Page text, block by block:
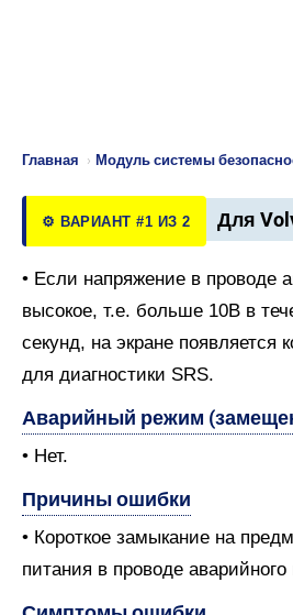
Главная › Модуль системы
⚙️ ВАРИАНТ #1 ИЗ 2 Для
• Если напряжение в проводе
высокое, т.е. больше 10В в
секунд, на экране появляется
для диагностики SRS.
Аварийный режим
• Нет.
Причины ошибки
• Короткое замыкание на
питания в проводе